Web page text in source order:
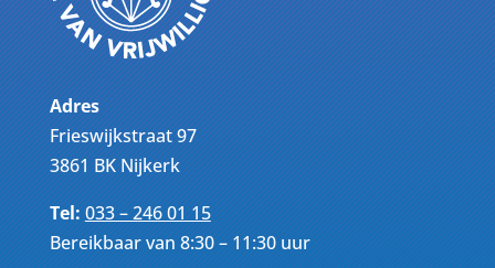
Adres
Frieswijkstraat 97
3861 BK Nijkerk
Tel:033 – 246 01 15
Bereikbaar van 8:30 – 11:30 uur